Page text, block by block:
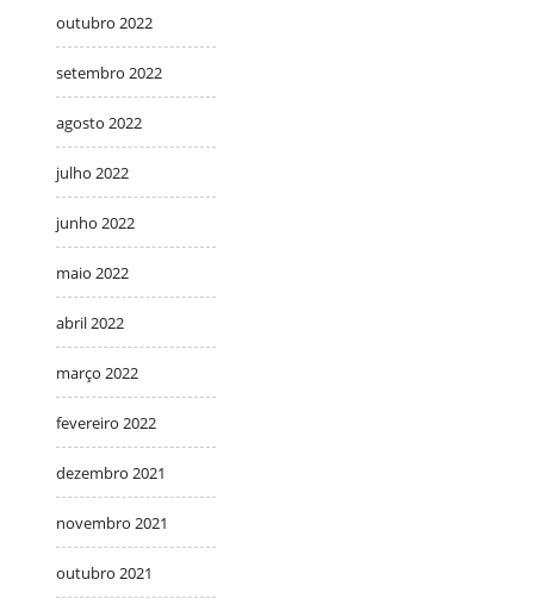
outubro 2022
setembro 2022
agosto 2022
julho 2022
junho 2022
maio 2022
abril 2022
março 2022
fevereiro 2022
dezembro 2021
novembro 2021
outubro 2021